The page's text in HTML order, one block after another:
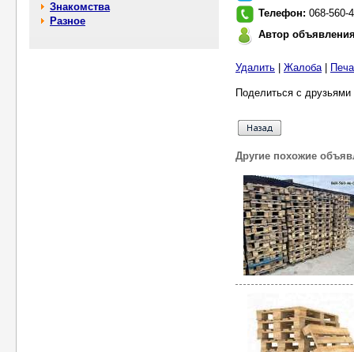
Знакомства
Разное
Телефон: 068-560-
Автор
Удалить Жалоба|
Поделиться с
Другие похожие